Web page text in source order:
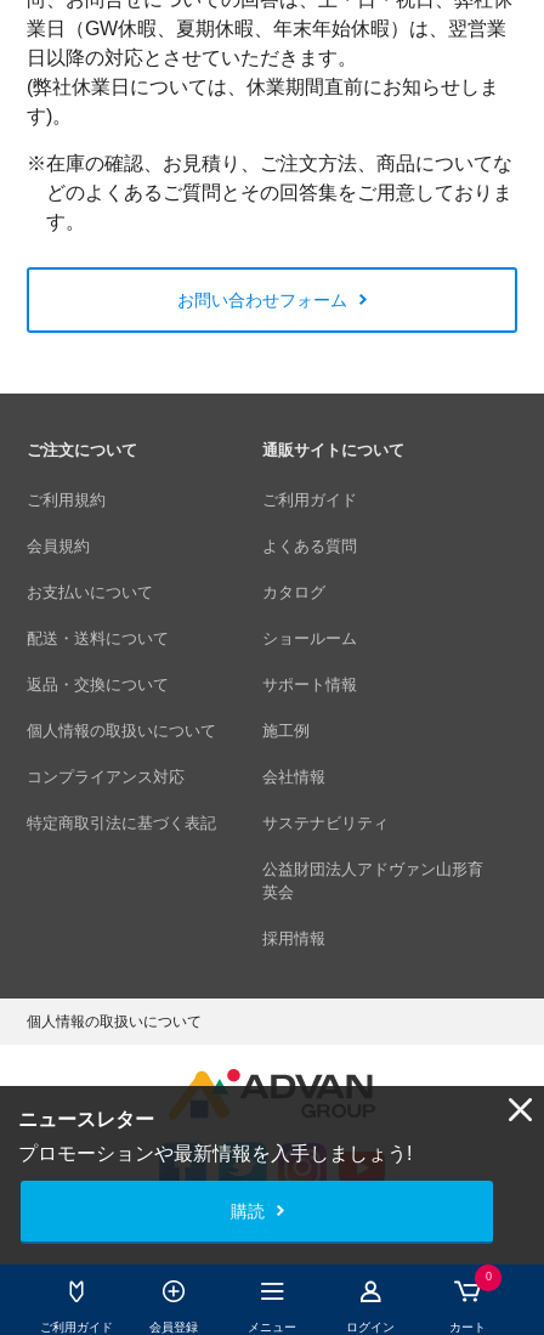
ご利用ガイド 会員登録 メニュー ログイン
0
カート
ニュースレター
プロモーションや最新情報を入手しましょう!
購読
業日（GW休暇、夏期休暇、年末年始休暇）は、翌営業
日以降の対応とさせていただきます。
(弊社休業日については、休業期間直前にお知らせしま
す)。
※在庫の確認、お見積り、ご注文方法、商品についてな
どのよくあるご質問とその回答集をご用意しておりま
す。
お問い合わせフォーム
ご注文について
ご利用規約
会員規約
お支払いについて
配送・送料について
返品・交換について
個人情報の取扱いについて
コンプライアンス対応
特定商取引法に基づく表記
通販サイトについて
ご利用ガイド
よくある質問
カタログ
ショールーム
サポート情報
施工例
会社情報
サステナビリティ
公益財団法人アドヴァン山形育
英会
採用情報
個人情報の取扱いについて